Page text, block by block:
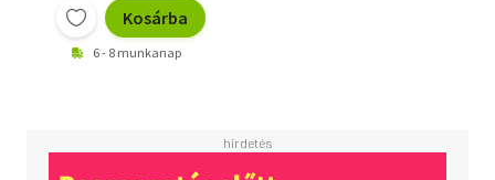
Kosárba
6 - 8 munkanap